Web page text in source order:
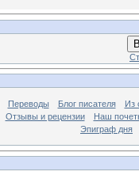
Переводы Блог писателя
Из
Отзывы и рецензии
Наш
Эпиграф дня